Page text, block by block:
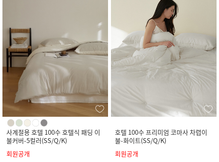
사계절용 호텔 100수 호텔식 패딩 이
불커버-5컬러(SS/Q/K)
회원공개
호텔 100수 프리미엄 코마사 차렵이
불-화이트(SS/Q/K)
회원공개